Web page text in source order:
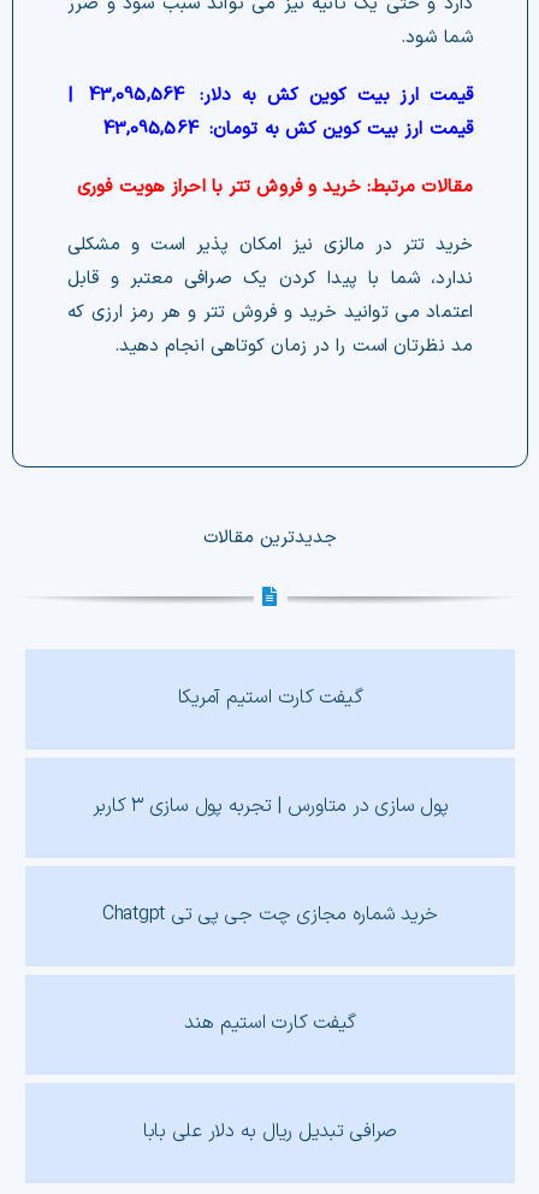
شما شود‌.
قیمت ارز بیت کوین کش به دلار: 43,095,564
|
قیمت ارز بیت کوین کش به تومان: 43,095,564
مقالات مرتبط:خرید و فروش تتر با احراز هویت فوری
خرید تتر در مالزی نیز امکان پذیر است و مشکلی
ندارد، شما با پیدا کردن یک صرافی معتبر و قابل
اعتماد می توانید خرید و فروش تتر و هر رمز ارزی که
مد نظرتان است را در زمان کوتاهی انجام دهید.
جدیدترین مقالات
گیفت کارت استیم آمریکا
پول سازی در متاورس | تجربه پول سازی ۳ کاربر
خرید شماره مجازی چت جی پی تی Chatgpt
گیفت کارت استیم هند
صرافی تبدیل ریال به دلار علی بابا